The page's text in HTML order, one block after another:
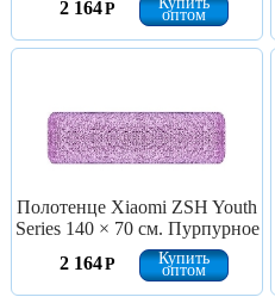
2 164Р оптом
Полотенце Xiaomi ZSH Youth
Series 140 × 70 см. Пурпурное
2 164Р Купить
оптом